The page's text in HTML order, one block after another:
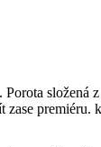
složená
premiéru.